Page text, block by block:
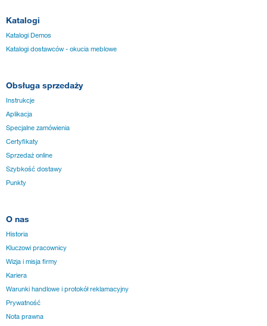
Katalogi
Katalogi Demos
Katalogi dostawców - okucia meblowe
Obsługa sprzedaży
Instrukcje
Aplikacja
Specjalne zamówienia
Certyfikaty
Sprzedaż online
Szybkość dostawy
Punkty
O nas
Historia
Kluczowi pracownicy
Wizja i misja firmy
Kariera
Warunki handlowe i protokół reklamacyjny
Prywatność
Nota prawna